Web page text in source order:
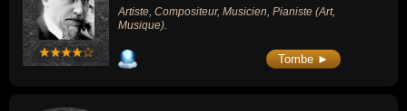
Artiste, Compositeur, Musicien, Pianiste (Art,
Musique).
Tombe ►